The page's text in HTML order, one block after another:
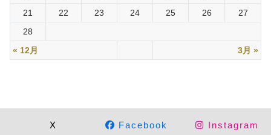
« 12月 3月 »
21
22 23 24 25 26
27
28
X Facebook Instagram